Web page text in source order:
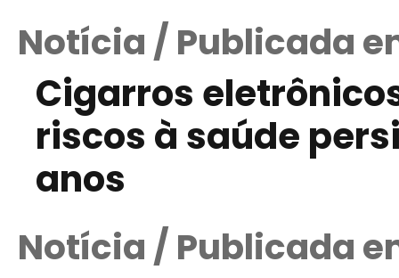
Notícia / Publicada
Cigarros
riscos à saúde
anos
Notícia / Publicada